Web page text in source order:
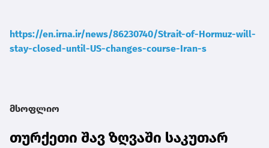
https://en.irna.ir/news/86230740/Strait-of-Hormuz-will-
stay-closed-until-US-changes-course-Iran-s
მსოფლიო
თურქეთი შავ ზღვაში საკუთარ